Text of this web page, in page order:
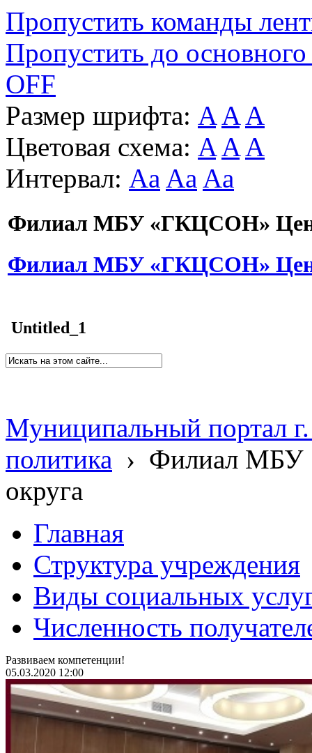
Пропустить команды
Пропустить до основного
OFF
Размер шрифта: A A A
Цветовая схема: A A A
Интервал: Aa Aa Aa
Филиал МБУ «ГКЦСОН»
Филиал МБУ «ГКЦСОН»
Untitled_1
Муниципальный портал
политика › Филиал МБУ
округа
Главная
Структура учреждения
Виды социальных
Численность
Развиваем компетенции!
05.03.2020 12:00